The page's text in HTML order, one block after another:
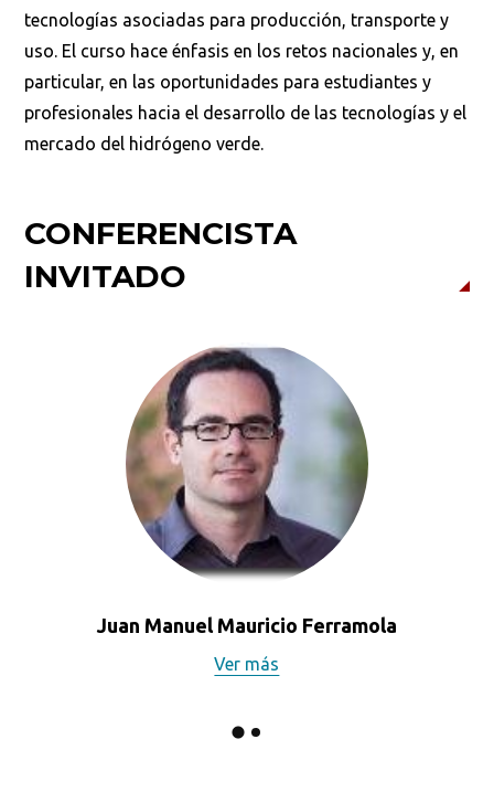
tecnologías asociadas para producción, transporte y
uso. El curso hace énfasis en los retos nacionales y, en
particular, en las oportunidades para estudiantes y
profesionales hacia el desarrollo de las tecnologías y el
mercado del hidrógeno verde.
CONFERENCISTA
INVITADO
Juan Manuel Mauricio Ferramola
Ver más